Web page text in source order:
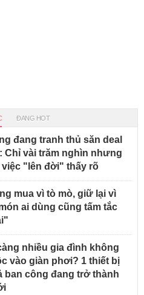
ĐANG HOT
đang tranh thủ săn deal
Chỉ vài trăm nghìn nhưng
"lên đời" thấy rõ
mua vì tò mò, giữ lại vì
ai dùng cũng tấm tắc
nhiều gia đình không
vào giàn phơi? 1 thiết bị
ban công đang trở thành